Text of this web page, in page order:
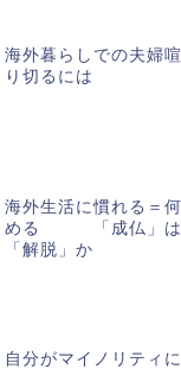
海外暮らしでの夫婦
り切るには
海外生活に慣れる＝
める 「成仏」は
「解脱」か
自分がマイノリティ